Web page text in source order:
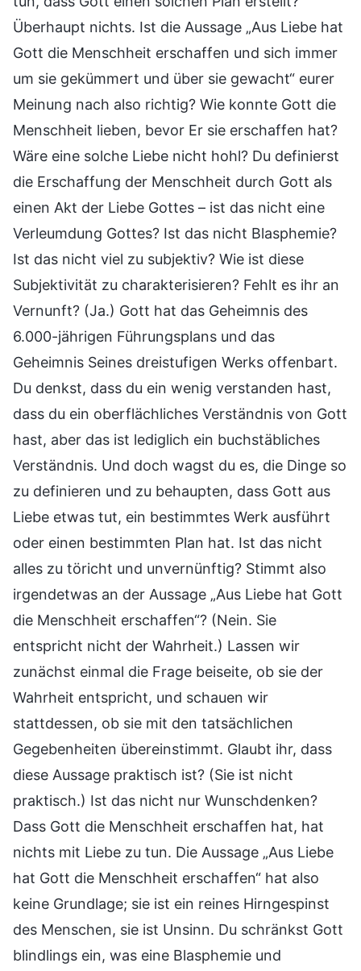
Überhaupt nichts. Ist die Aussage „Aus Liebe hat
Gott die Menschheit erschaffen und sich immer
um sie gekümmert und über sie gewacht“ eurer
Meinung nach also richtig? Wie konnte Gott die
Menschheit lieben, bevor Er sie erschaffen hat?
Wäre eine solche Liebe nicht hohl? Du definierst
die Erschaffung der Menschheit durch Gott als
einen Akt der Liebe Gottes – ist das nicht eine
Verleumdung Gottes? Ist das nicht Blasphemie?
Ist das nicht viel zu subjektiv? Wie ist diese
Subjektivität zu charakterisieren? Fehlt es ihr an
Vernunft? (Ja.) Gott hat das Geheimnis des
6.000-jährigen Führungsplans und das
Geheimnis Seines dreistufigen Werks offenbart.
Du denkst, dass du ein wenig verstanden hast,
dass du ein oberflächliches Verständnis von Gott
hast, aber das ist lediglich ein buchstäbliches
Verständnis. Und doch wagst du es, die Dinge so
zu definieren und zu behaupten, dass Gott aus
Liebe etwas tut, ein bestimmtes Werk ausführt
oder einen bestimmten Plan hat. Ist das nicht
alles zu töricht und unvernünftig? Stimmt also
irgendetwas an der Aussage „Aus Liebe hat Gott
die Menschheit erschaffen“? (Nein. Sie
entspricht nicht der Wahrheit.) Lassen wir
zunächst einmal die Frage beiseite, ob sie der
Wahrheit entspricht, und schauen wir
stattdessen, ob sie mit den tatsächlichen
Gegebenheiten übereinstimmt. Glaubt ihr, dass
diese Aussage praktisch ist? (Sie ist nicht
praktisch.) Ist das nicht nur Wunschdenken?
Dass Gott die Menschheit erschaffen hat, hat
nichts mit Liebe zu tun. Die Aussage „Aus Liebe
hat Gott die Menschheit erschaffen“ hat also
keine Grundlage; sie ist ein reines Hirngespinst
des Menschen, sie ist Unsinn. Du schränkst Gott
blindlings ein, was eine Blasphemie und